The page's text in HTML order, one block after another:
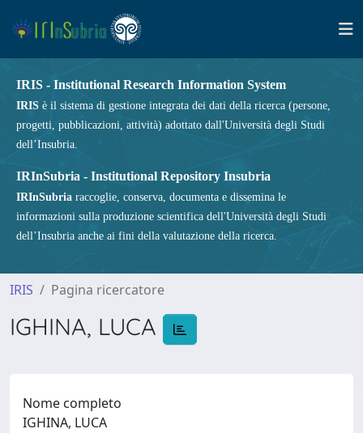
IRIS - Institutional Research Information System
IRIS è il sistema di gestione integrata dei dati della ricerca (persone,
progetti, pubblicazioni, attività) adottato dall'Università degli Studi
dell’Insubria.
IRInSubria - Institutional Repository Insubria
IRInSubria raccoglie, conserva, documenta e dissemina le
informazioni sulla produzione scientifica dell'Università degli Studi
dell’Insubria anche ai fini della valutazione della ricerca.
IRIS Pagina ricercatore
IGHINA, LUCA
Nome completo
IGHINA, LUCA